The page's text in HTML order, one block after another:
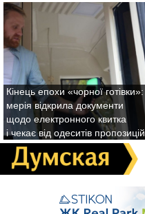
Кінець епохи «чорної готівки»:
мерія відкрила документи
щодо електронного квитка
і чекає від одеситів пропозицій